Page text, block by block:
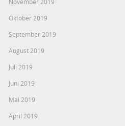
Oktober 2019
September 2019
August 2019
Juli 2019
Juni 2019
Mai 2019
April 2019